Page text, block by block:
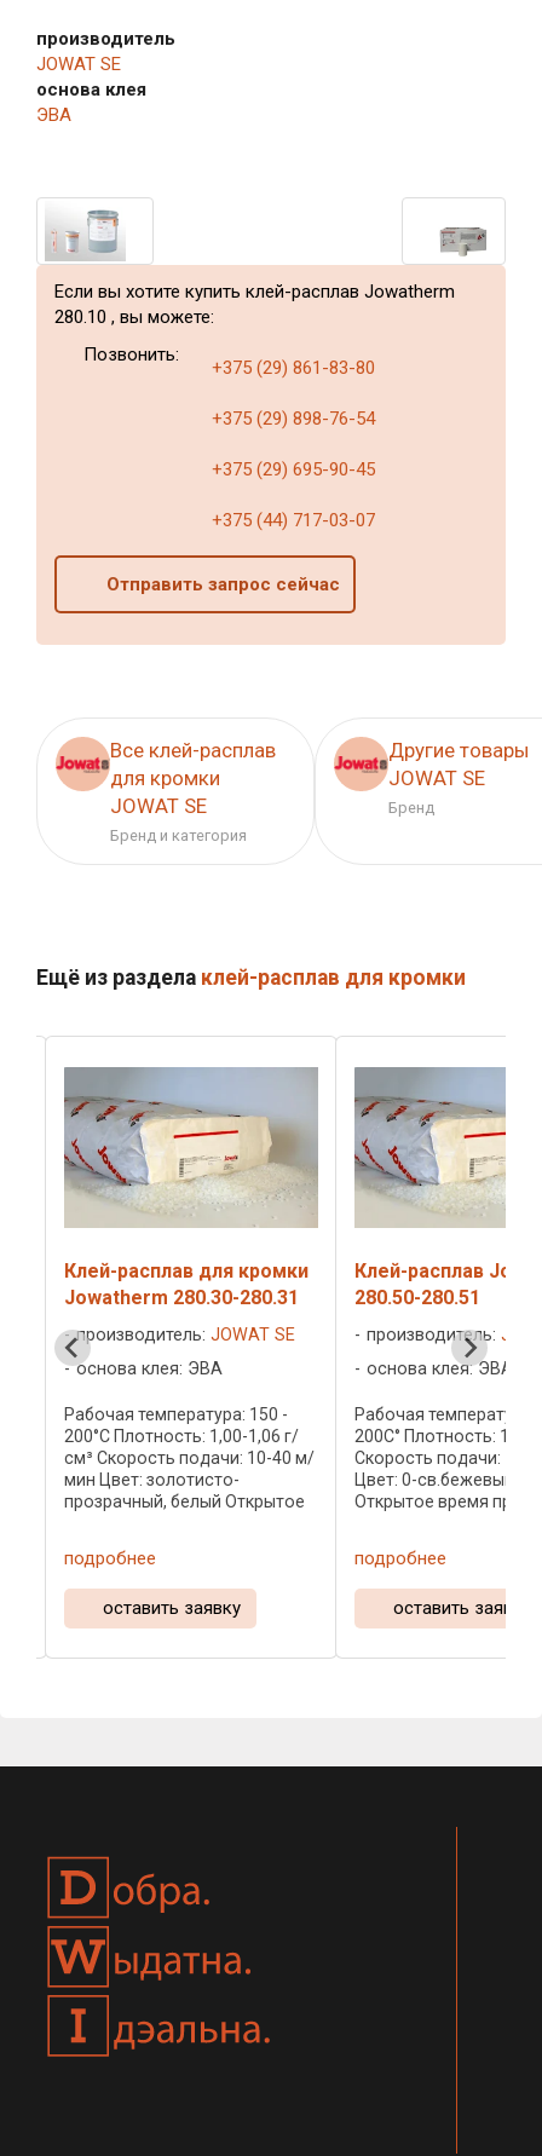
производитель
JOWAT SE
основа клея
ЭВА
Если вы хотите купить клей-расплав Jowatherm
280.10 , вы можете:
Позвонить:
+375 (29) 861-83-80
+375 (29) 898-76-54
+375 (29) 695-90-45
+375 (44) 717-03-07
Отправить запрос сейчас
Все клей-расплав
для кромки
JOWAT SE
Бренд и категория
Другие товары
JOWAT SE
Бренд
Ещё из раздела клей-расплав для кромки
Клей-расплав Jowatherm
280.50-280.51
производитель:JOWAT SE
основа клея: ЭВА
Рабочая температура: 180-
200С° Плотность: 1,10 г/см³
Скорость подачи: 10-75 м/мин
Цвет: 0-св.бежевый,1-белый
Открытое время при 190°C :10-
из самых распространенных
ненаполненных клеев-
расплавов Йоват.
Предназначен для ...
подробнее
оставить заявку
Клей-расплав
Reaktant 608.00-
ненаполненный
производитель:
Рабочая температура:
120°C Плотность:
см³ Цвет: 0-
белый Открытое
расплава:
гранулы в мешках по
банках по 0,5кг, в
в металлических и
подробнее
оставить заявку